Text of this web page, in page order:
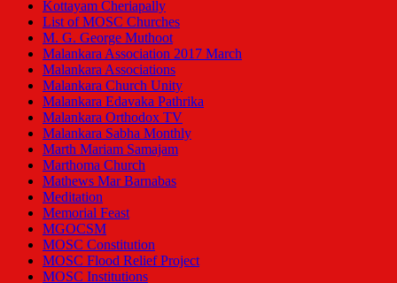
Kottayam Cheriapally
List of MOSC Churches
M. G. George Muthoot
Malankara Association 2017 March
Malankara Associations
Malankara Church Unity
Malankara Edavaka Pathrika
Malankara Orthodox TV
Malankara Sabha Monthly
Marth Mariam Samajam
Marthoma Church
Mathews Mar Barnabas
Meditation
Memorial Feast
MGOCSM
MOSC Constitution
MOSC Flood Relief Project
MOSC Institutions